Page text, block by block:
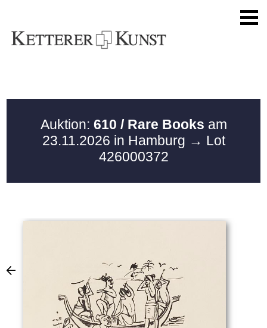
Auktion: 610 / Rare Books am
23.11.2026 in Hamburg → Lot
426000372